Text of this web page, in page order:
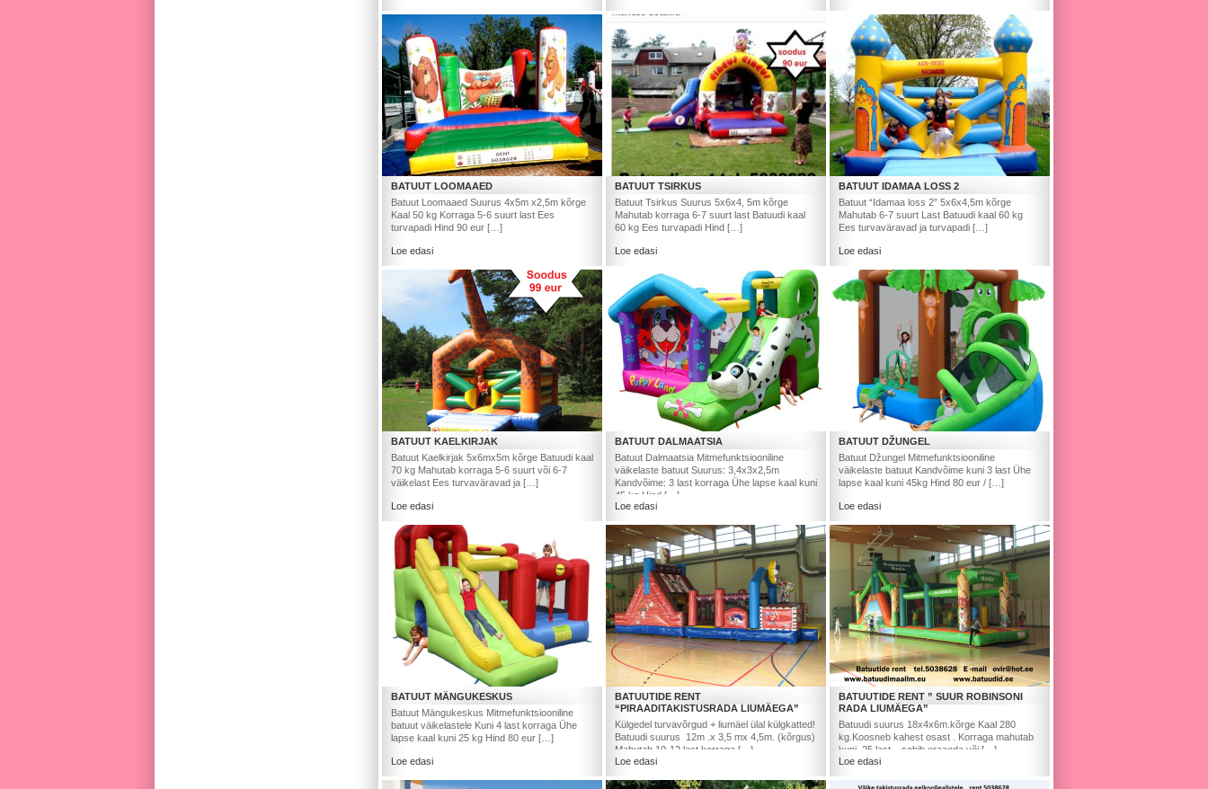
BATUUT LOOMAAED
Batuut Loomaaed Suurus 4x5m x2,5m kõrge
Kaal 50 kg Korraga 5-6 suurt last Ees
turvapadi Hind 90 eur […]
Loe edasi
BATUUT TSIRKUS
Batuut Tsirkus Suurus 5x6x4, 5m kõrge
Mahutab korraga 6-7 suurt last Batuudi kaal
60 kg Ees turvapadi Hind […]
Loe edasi
BATUUT IDAMAA LOSS 2
Batuut “Idamaa loss 2” 5x6x4,5m kõrge
Mahutab 6-7 suurt Last Batuudi kaal 60 kg
Ees turvaväravad ja turvapadi […]
Loe edasi
BATUUT KAELKIRJAK
Batuut Kaelkirjak 5x6mx5m kõrge Batuudi kaal
70 kg Mahutab korraga 5-6 suurt või 6-7
väikelast Ees turvaväravad ja […]
Loe edasi
BATUUT DALMAATSIA
Batuut Dalmaatsia Mitmefunktsiooniline
väikelaste batuut Suurus: 3,4x3x2,5m
Kandvõime: 3 last korraga Ühe lapse kaal kuni
45 kg Hind […]
Loe edasi
BATUUT DŽUNGEL
Batuut Džungel Mitmefunktsiooniline
väikelaste batuut Kandvõime kuni 3 last Ühe
lapse kaal kuni 45kg Hind 80 eur / […]
Loe edasi
BATUUT MÄNGUKESKUS
Batuut Mängukeskus Mitmefunktsiooniline
batuut väikelastele Kuni 4 last korraga Ühe
lapse kaal kuni 25 kg Hind 80 eur […]
Loe edasi
BATUUTIDE RENT
“PIRAADITAKISTUSRADA LIUMÄEGA”
Külgedel turvavõrgud + liumäel ülal külgkatted!
Batuudi suurus 12m .x 3,5 mx 4,5m. (kõrgus)
Mahutab 10-12 last korraga […]
Loe edasi
BATUUTIDE RENT ” SUUR ROBINSONI
RADA LIUMÄEGA”
Batuudi suurus 18x4x6m.kõrge Kaal 280
kg.Koosneb kahest osast . Korraga mahutab
kuni 25 last – sobib eraaeda või […]
Loe edasi